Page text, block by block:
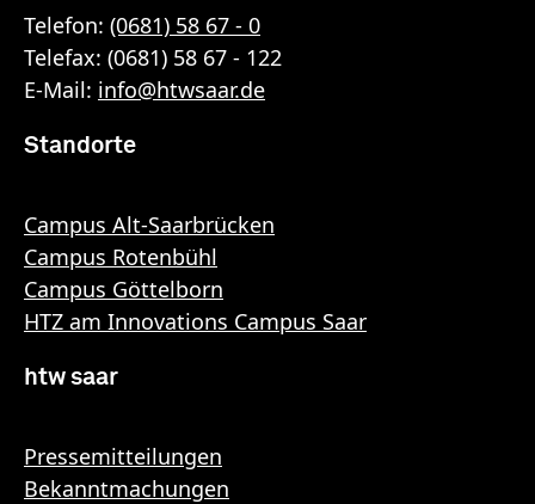
Telefon: (0681) 58 67 - 0
Telefax: (0681) 58 67 - 122
E-Mail: info@htwsaar.de
Standorte
Campus Alt-Saarbrücken
Campus Rotenbühl
Campus Göttelborn
HTZ am Innovations Campus Saar
htw saar
Pressemitteilungen
Bekanntmachungen